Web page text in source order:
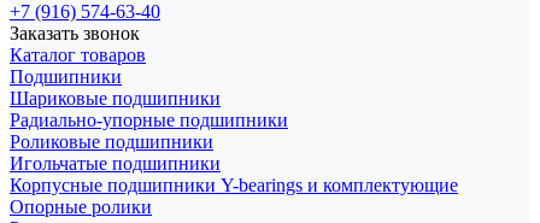
+7 (916) 574-63-40
Заказать звонок
Каталог товаров
Подшипники
Шариковые подшипники
Радиально-упорные подшипники
Роликовые подшипники
Игольчатые подшипники
Корпусные подшипники Y-bearings и комплектующие
Опорные ролики